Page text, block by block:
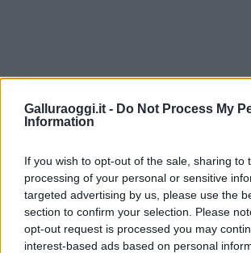
Galluraoggi.it - Do Not Process My
Information
If you wish to opt-out of the sale, sharing to
processing of your personal or sensitive
targeted advertising by us, please use the
section to confirm your selection. Please
opt-out request is processed you may
interest-based ads based on personal